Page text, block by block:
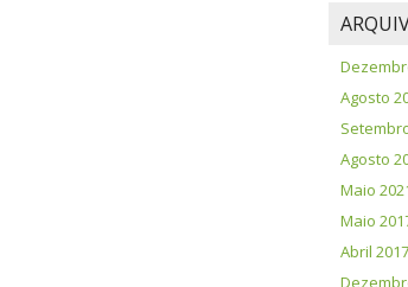
Agosto
Agosto
Maio
Maio
Abril 2017